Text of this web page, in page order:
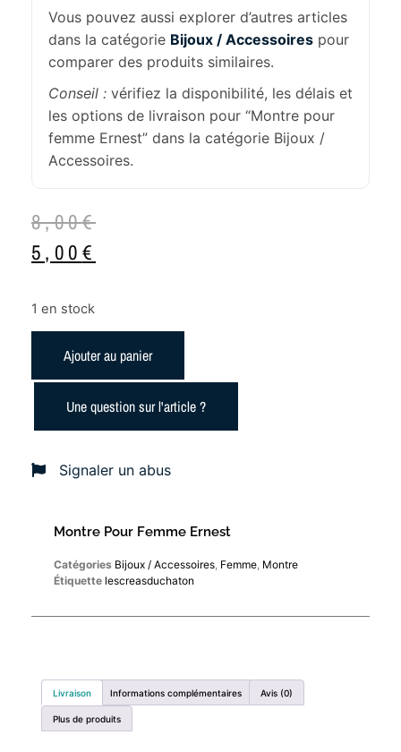
Vous pouvez aussi explorer d’autres articles
dans la catégorie Bijoux / Accessoires pour
comparer des produits similaires.
Conseil : vérifiez la disponibilité, les délais et
les options de livraison pour “Montre pour
femme Ernest” dans la catégorie Bijoux /
Accessoires.
8,00€
5,00€
1 en stock
Ajouter au panier
Une question sur l'article ?
Signaler un abus
Montre Pour Femme Ernest
Catégories Bijoux / Accessoires, Femme, Montre
Étiquette lescreasduchaton
Livraison Informations complémentaires Avis (0)
Plus de produits